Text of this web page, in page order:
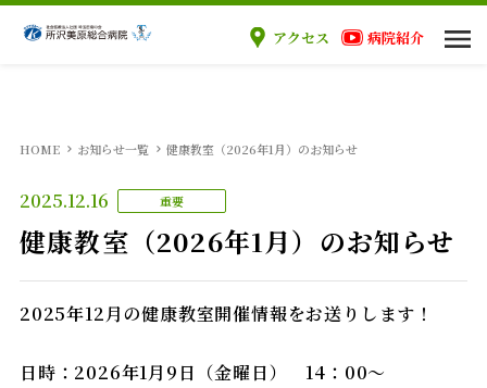
アクセス 病院紹介
ご来院の方へ
診療科
医療関係者の方へ
採用情報
HOME お知らせ一覧 健康教室（2026年1月）のお知らせ
2025.12.16 重要
健康教室（2026年1月）のお知らせ
2025年12月の健康教室開催情報をお送りします！
日時：2026年1月9日（金曜日） 14：00～